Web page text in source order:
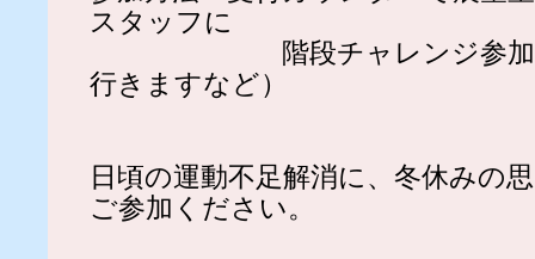
スタッフに
階段チャレンジ参加を
行きますなど）
日頃の運動不足解消に、冬休みの
ご参加ください。